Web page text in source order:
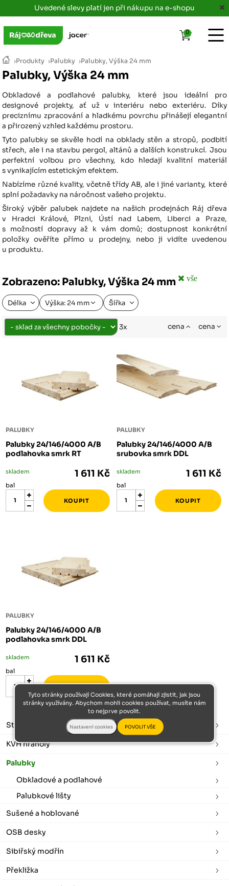
Uvedené slevy platí jen při nákupu na e-shopu
›Produkty ›Palubky ›Palubky, Výška 24 mm
Palubky, Výška 24 mm
Obkladové a podlahové palubky, které jsou ideální pro
designové projekty, ať už v interiéru nebo exteriéru. Díky
preciznímu zpracování a hladkému povrchu přinášejí elegantní
a přirozený vzhled každému prostoru.
Tyto palubky se skvěle hodí na obklady stěn a stropů, podbití
střech, ale i na stavbu pergol, altánů a dalších konstrukcí. Jsou
perfektní volbou pro všechny, kdo hledají kvalitní materiál
s vynikajícím estetickým efektem.
Nabízíme různé kvality, včetně třídy AB, ale i jiné varianty, které
splní požadavky na náročnost vašeho projektu.
Široký výběr palubek najdete na našich prodejnách Ráj dřeva
v Hradci Králové, Plzni, Ústí nad Labem, Liberci a Praze,
s možností dopravy až k vám domů; dostupnost konkrétní
položky ověříte přímo u prodejny, nebo ji vidíte uvedenou
u produktu.
Zobrazeno: Palubky, Výška 24 mm vše
Délka Výška: 24 mm Šířka
3x cena cena
PALUBKY
Palubky 24/146/4000 A/B
podlahovka smrk RT
skladem 1 611 Kč
bal
PALUBKY
Palubky 24/146/4000 A/B
srubovka smrk DDL
skladem 1 611 Kč
bal
PALUBKY
Palubky 24/146/4000 A/B
podlahovka smrk DDL
skladem 1 611 Kč
bal
Stavební řezivo
KVH hranoly
Palubky
Obkladové a podlahové
Palubkové lišty
Sušené a hoblované
OSB desky
Sibiřský modřín
Překližka
0
Tyto stránky používají Cookies, které pomáhají zjistit, jak jsou
stránky využívány. Abychom mohli cookies používat, musíte nám
to nejprve povolit.